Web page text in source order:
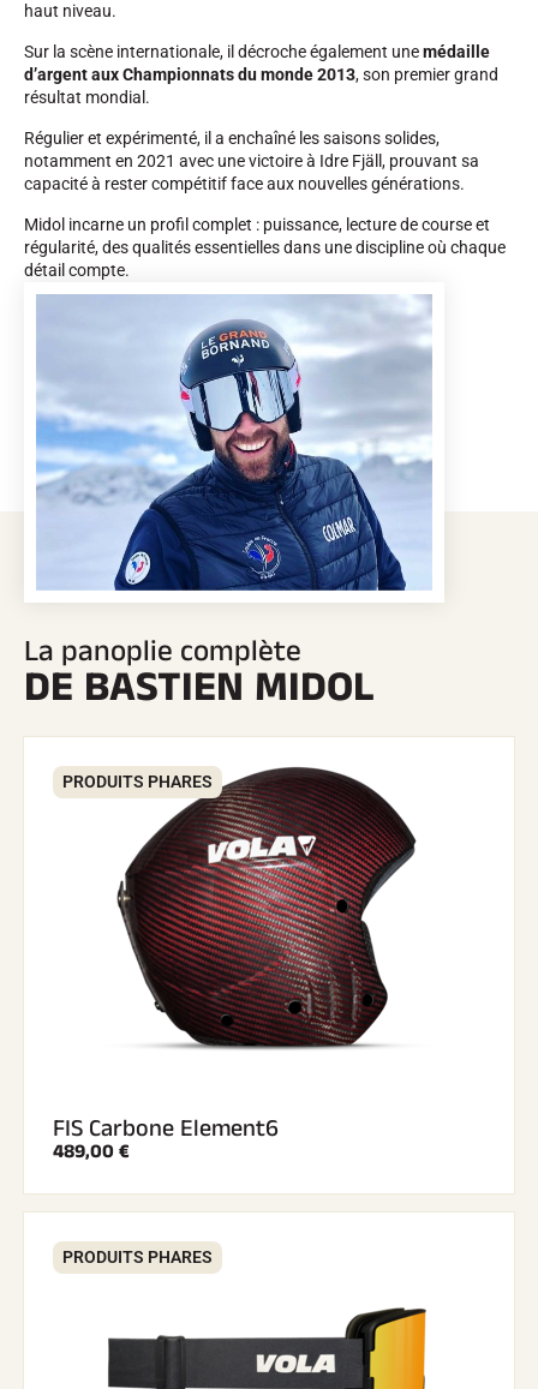
EQUITATION
SKI COMPÉTITION
SKI TOUT TERRAIN
SKI DE FOND
haut niveau.
Sur la scène internationale, il décroche également unemédaille
d’argent aux Championnats du monde 2013, son premier grand
résultat mondial.
Régulier et expérimenté, il a enchaîné les saisons solides,
notamment en 2021 avec une victoire à Idre Fjäll, prouvant sa
capacité à rester compétitif face aux nouvelles générations.
Midol incarne un profil complet : puissance, lecture de course et
régularité, des qualités essentielles dans une discipline où chaque
détail compte.
La panoplie complète
DE BASTIEN MIDOL
PRODUITS PHARES
FIS Carbone Element6
489,00 €
PRODUITS PHARES